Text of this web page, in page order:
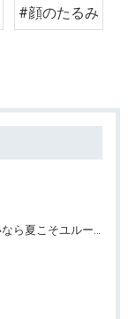
#顔のたるみ